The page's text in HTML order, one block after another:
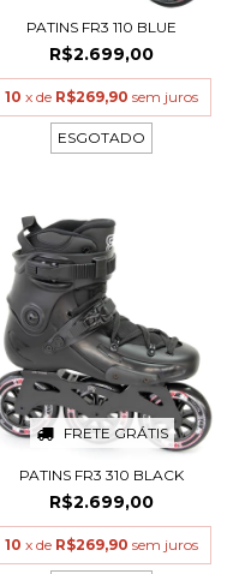
PATINS FR3 110 BLUE
R$2.699,00
10 x de R$269,90 sem juros
ESGOTADO
FRETE GRÁTIS
PATINS FR3 310 BLACK
R$2.699,00
10 x de R$269,90 sem juros